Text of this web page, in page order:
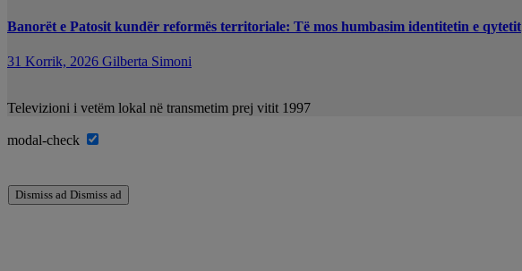
Banorët e Patosit kundër reformës territoriale: Të mos humbasim identitetin e qytetit
31 Korrik, 2026 Gilberta Simoni
Televizioni i vetëm lokal në transmetim prej vitit 1997
modal-check
Dismiss ad Dismiss ad